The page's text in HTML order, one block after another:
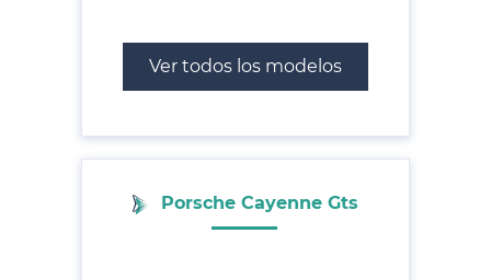
Ver todos los modelos
Porsche Cayenne Gts